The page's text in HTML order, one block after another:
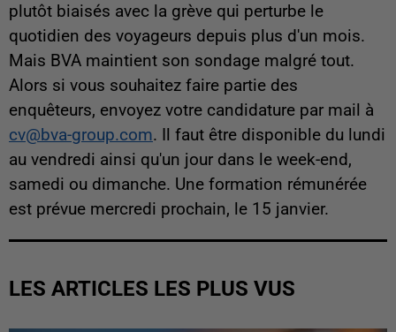
plutôt biaisés avec la grève qui perturbe le
quotidien des voyageurs depuis plus d'un mois.
Mais BVA maintient son sondage malgré tout.
Alors si vous souhaitez faire partie des
enquêteurs, envoyez votre candidature par mail à
cv@bva-group.com. Il faut être disponible du lundi
au vendredi ainsi qu'un jour dans le week-end,
samedi ou dimanche. Une formation rémunérée
est prévue mercredi prochain, le 15 janvier.
LES ARTICLES LES PLUS VUS